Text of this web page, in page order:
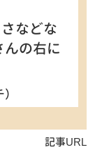
などな
んの右に
記事URL